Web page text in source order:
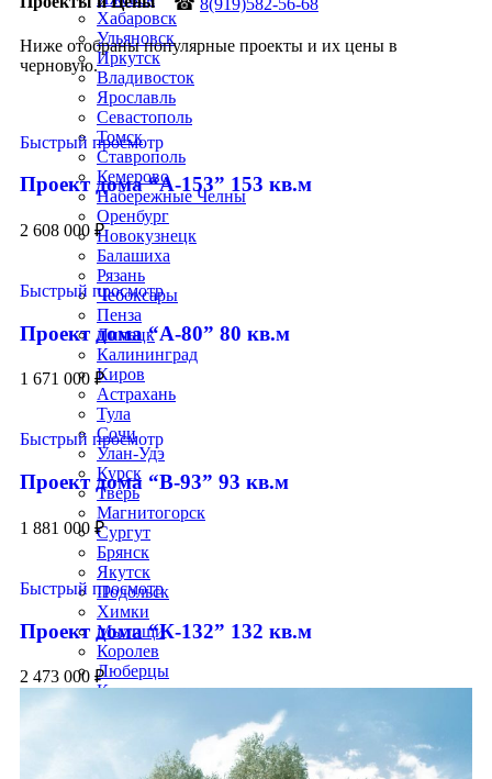
Хабаровск
Ульяновск
Иркутск
Владивосток
Ярославль
Севастополь
Томск
Ставрополь
Кемерово
Набережные Челны
Оренбург
Новокузнецк
Балашиха
Рязань
Чебоксары
Пенза
Липецк
Калининград
Киров
Астрахань
Тула
Сочи
Улан-Удэ
Курск
Тверь
Магнитогорск
Сургут
Брянск
Якутск
Подольск
Химки
Мытищи
Королев
Люберцы
Красногорск
Одинцово
☎ 8(919)582-56-68
Ниже отобраны популярные проекты и их цены в
черновую.
Быстрый просмотр
Проект дома “А-153” 153 кв.м
2 608 000 ₽
Быстрый просмотр
Проект дома “А-80” 80 кв.м
1 671 000 ₽
Быстрый просмотр
Проект дома “В-93” 93 кв.м
1 881 000 ₽
Быстрый просмотр
Проект дома “К-132” 132 кв.м
2 473 000 ₽